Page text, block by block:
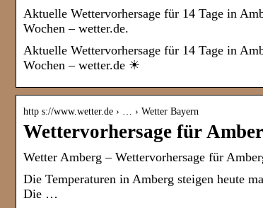
Aktuelle Wettervorhersage für 14 Tage in
Wochen – wetter.de.
Aktuelle Wettervorhersage für 14 Tage in
Wochen – wetter.de ☀
http s://www.wetter.de › … › Wetter Bayern
Wettervorhersage für
Wetter Amberg – Wettervorhersage für
Die Temperaturen in Amberg steigen heute
Die …